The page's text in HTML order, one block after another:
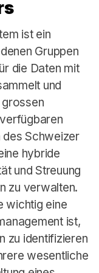
ist ein
Gruppen
die Daten mit
und
des Schweizer
hybride
und Streuung
zu verwalten.
wichtig eine
ist,
zu identifizieren
wesentliche